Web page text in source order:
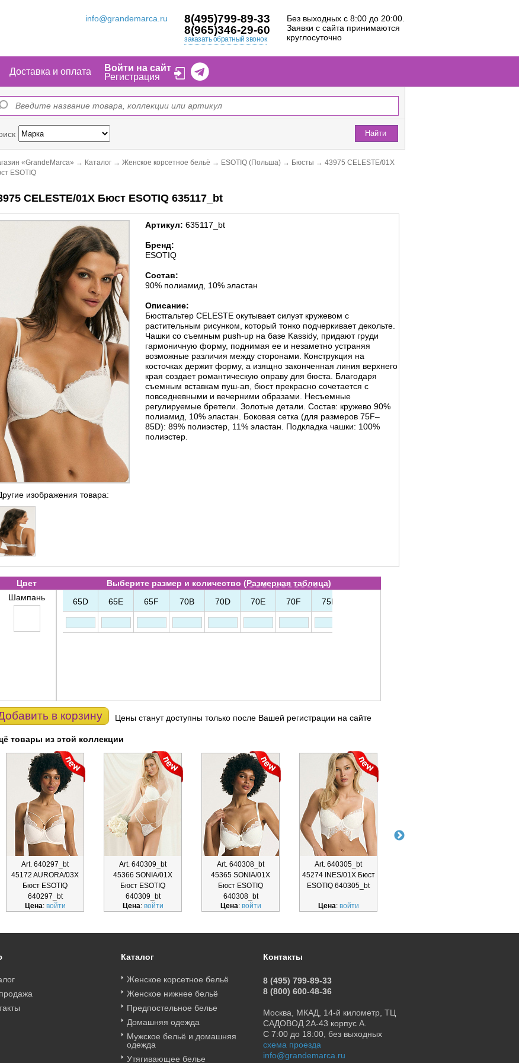
info@grandemarca.ru
8(495)799-89-33
8(965)346-29-60
заказать обратный звонок
Без выходных с 8:00 до 20:00.
Заявки с сайта принимаются
круглосуточно
Доставка и оплата
Войти на сайт
Регистрация
Найти
«GrandeMarca» → Каталог → Женское корсетное бельё → ESOTIQ (Польша) → Бюсты → 43975 CELESTE/01X
ESOTIQ
CELESTE/01X Бюст ESOTIQ 635117_bt
изображения товара:
Артикул: 635117_bt
Бренд:
ESOTIQ
Состав:
90% полиамид, 10% эластан
Описание:
Бюстгальтер CELESTE окутывает силуэт кружевом с
растительным рисунком, который тонко подчеркивает декольте.
Чашки со съемным push-up на базе Kassidy, придают груди
гармоничную форму, поднимая ее и незаметно устраняя
возможные различия между сторонами. Конструкция на
косточках держит форму, а изящно законченная линия верхнего
края создает романтическую оправу для бюста. Благодаря
съемным вставкам пуш-ап, бюст прекрасно сочетается с
повседневными и вечерними образами. Несъемные
регулируемые бретели. Золотые детали. Состав: кружево 90%
полиамид, 10% эластан. Боковая сетка (для размеров 75F–
85D): 89% полиэстер, 11% эластан. Подкладка чашки: 100%
полиэстер.
Цвет Выберите размер и количество (Размерная таблица)
Шампань
65D 65E 65F 70B 70D 70E 70F 75E
в корзину Цены станут доступны только после Вашей регистрации на сайте
товары из этой коллекции
Art. 640297_bt
45172 AURORA/03X
Бюст ESOTIQ
640297_bt
Цена: войти
Art. 640309_bt
45366 SONIA/01X
Бюст ESOTIQ
640309_bt
Цена: войти
Art. 640308_bt
45365 SONIA/01X
Бюст ESOTIQ
640308_bt
Цена: войти
Art. 640305_bt
45274 INES/01X Бюст
ESOTIQ 640305_bt
Цена: войти
Каталог
Женское корсетное бельё
Женское нижнее бельё
Предпостельное белье
Домашняя одежда
Мужское бельё и домашняя
одежда
Утягивающее белье
Контакты
8 (495) 799-89-33
8 (800) 600-48-36
Москва, МКАД, 14-й километр, ТЦ
САДОВОД 2А-43 корпус А.
С 7:00 до 18:00, без выходных
схема проезда
info@grandemarca.ru